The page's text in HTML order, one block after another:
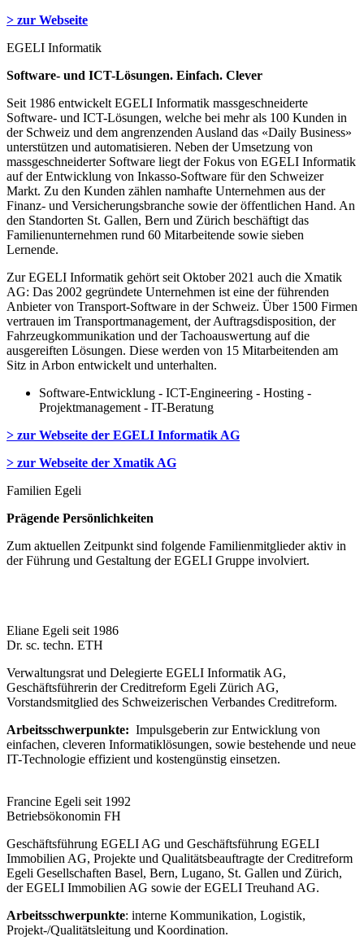
> zur Webseite
EGELI Informatik
Software- und ICT-Lösungen. Einfach. Clever
Seit 1986 entwickelt EGELI Informatik massgeschneiderte
Software- und ICT-Lösungen, welche bei mehr als 100 Kunden in
der Schweiz und dem angrenzenden Ausland das «Daily Business»
unterstützen und automatisieren. Neben der Umsetzung von
massgeschneiderter Software liegt der Fokus von EGELI Informatik
auf der Entwicklung von Inkasso-Software für den Schweizer
Markt. Zu den Kunden zählen namhafte Unternehmen aus der
Finanz- und Versicherungsbranche sowie der öffentlichen Hand. An
den Standorten St. Gallen, Bern und Zürich beschäftigt das
Familienunternehmen rund 60 Mitarbeitende sowie sieben
Lernende.
Zur EGELI Informatik gehört seit Oktober 2021 auch die Xmatik
AG: Das 2002 gegründete Unternehmen ist eine der führenden
Anbieter von Transport-Software in der Schweiz. Über 1500 Firmen
vertrauen im Transportmanagement, der Auftragsdisposition, der
Fahrzeugkommunikation und der Tachoauswertung auf die
ausgereiften Lösungen. Diese werden von 15 Mitarbeitenden am
Sitz in Arbon entwickelt und unterhalten.
Software-Entwicklung - ICT-Engineering - Hosting -
Projektmanagement - IT-Beratung
> zur Webseite der EGELI Informatik AG
> zur Webseite der Xmatik AG
Familien Egeli
Prägende Persönlichkeiten
Zum aktuellen Zeitpunkt sind folgende Familienmitglieder aktiv in
der Führung und Gestaltung der EGELI Gruppe involviert.
Eliane Egeli seit 1986
Dr. sc. techn. ETH
Verwaltungsrat und Delegierte EGELI Informatik AG,
Geschäftsführerin der Creditreform Egeli Zürich AG,
Vorstandsmitglied des Schweizerischen Verbandes Creditreform.
Arbeitsschwerpunkte: Impulsgeberin zur Entwicklung von
einfachen, cleveren Informatiklösungen, sowie bestehende und neue
IT-Technologie effizient und kostengünstig einsetzen.
Francine Egeli seit 1992
Betriebsökonomin FH
Geschäftsführung EGELI AG und Geschäftsführung EGELI
Immobilien AG, Projekte und Qualitätsbeauftragte der Creditreform
Egeli Gesellschaften Basel, Bern, Lugano, St. Gallen und Zürich,
der EGELI Immobilien AG sowie der EGELI Treuhand AG.
Arbeitsschwerpunkte: interne Kommunikation, Logistik,
Projekt-/Qualitätsleitung und Koordination.